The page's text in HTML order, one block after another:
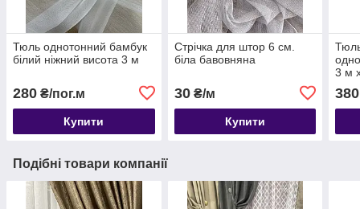
Тюль однотонний бамбук
білий ніжний висота 3 м
280 ₴/пог.м
Купити
Стрічка для штор 6 см.
біла бавовняна
30₴/м
Купити
3 м
380
Подібні товари компанії